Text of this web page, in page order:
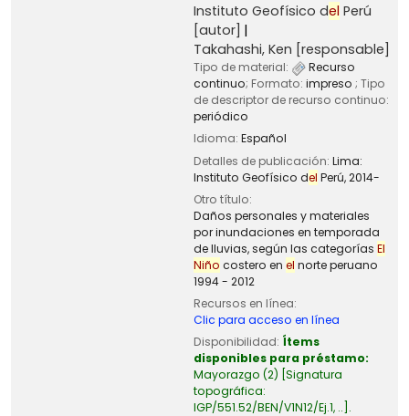
Instituto Geofísico del Perú
[autor]
Takahashi, Ken [responsable]
Tipo de material:
Recurso
continuo; Formato: impreso ; Tipo
de descriptor de recurso continuo:
periódico
Idioma: Español
Detalles de publicación: Lima:
Instituto Geofísico del Perú,2014-
Otro título:
Daños personales y materiales
por inundaciones en temporada
de lluvias, según las categorías El
Niño costero en el norte peruano
1994 - 2012
Recursos en línea:
Clic para acceso en línea
Disponibilidad: Ítems
disponibles para préstamo:
Mayorazgo (2) Signatura
topográfica:
IGP/551.52/BEN/V1N12/Ej.1, .. .